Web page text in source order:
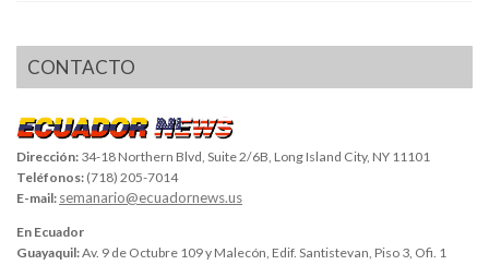
CONTACTO
Dirección: 34-18 Northern Blvd, Suite 2/6B, Long Island City, NY 11101
Teléfonos: (718) 205-7014
E-mail: semanario@ecuadornews.us
En Ecuador
Guayaquil:Av. 9 de Octubre 109 y Malecón, Edif. Santistevan, Piso 3, Ofi. 1